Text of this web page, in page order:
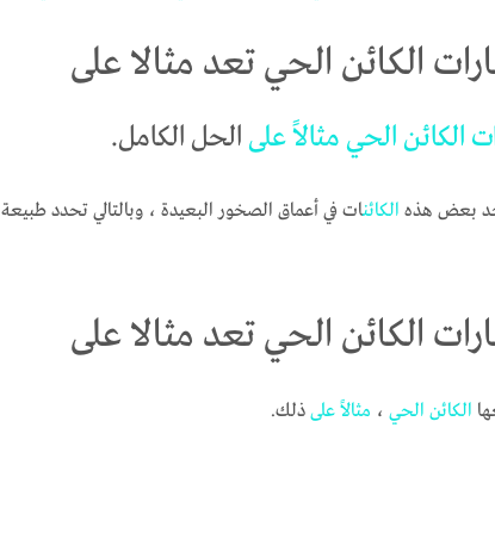
الكائن الحي تعد مثالا على
الكائن الحي مثالاعلى الحل الكامل.
بعض هذه الكائنات في أعماق الصخور البعيدة ، وبالتالي تحدد طبيعة
الكائن الحي تعد مثالا على
الكائن الحي ، مثالا على ذلك.